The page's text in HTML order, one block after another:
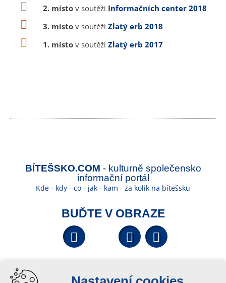
2. místo v soutěži Informačních center 2018
3. místo v soutěži Zlatý erb 2018
1. místo v soutěži Zlatý erb 2017
BÍTEŠSKO.COM - kulturně společensko
informační portál
Kde - kdy - co - jak - kam - za kolik na bítešsku
BUĎTE V OBRAZE
Facebook YouTube